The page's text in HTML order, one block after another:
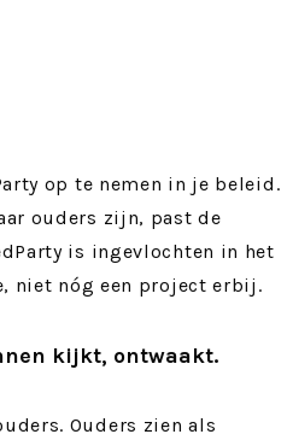
op te nemen in je beleid.
ouders zijn, past de
is ingevlochten in het
niet nóg een project erbij.
kijkt, ontwaakt.
Ouders zien als